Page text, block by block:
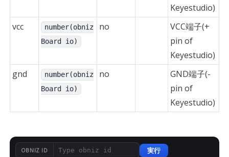
Keyestudio)
vcc
number(obniz
Board io)
no
VCC端子(+
pin of
Keyestudio)
gnd
number(obniz
Board io)
no
GND端子(-
pin of
Keyestudio)
OBNIZ ID 実行